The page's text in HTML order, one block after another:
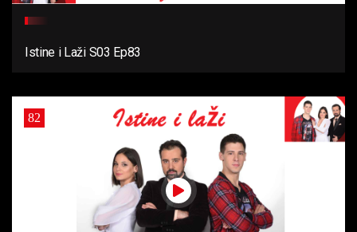
Istine i Laži S03 Ep83
82